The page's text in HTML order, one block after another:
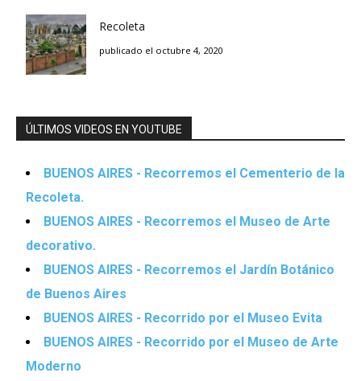
Recoleta
publicado el octubre 4, 2020
ÚLTIMOS VIDEOS EN YOUTUBE
BUENOS AIRES - Recorremos el Cementerio de la
Recoleta.
BUENOS AIRES - Recorremos el Museo de Arte
decorativo.
BUENOS AIRES - Recorremos el Jardín Botánico
de Buenos Aires
BUENOS AIRES - Recorrido por el Museo Evita
BUENOS AIRES - Recorrido por el Museo de Arte
Moderno